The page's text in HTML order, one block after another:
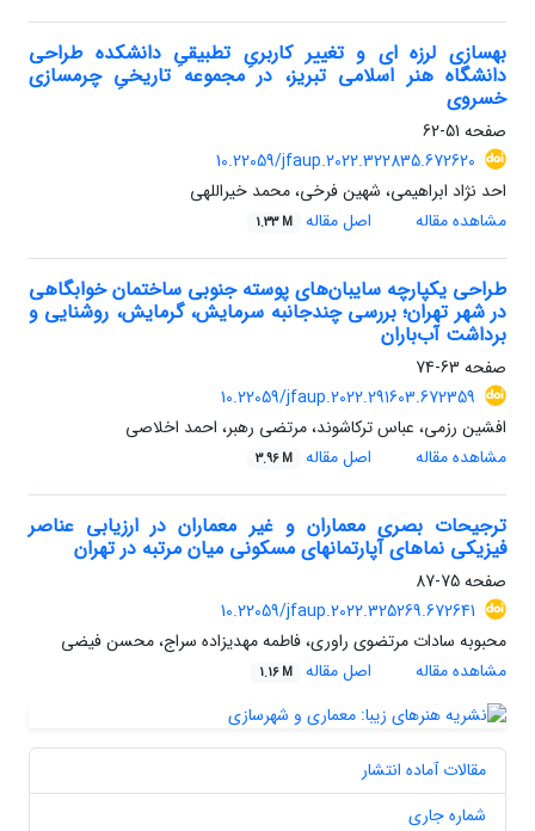
بهسازی لرزه ای و تغییر کاربریِ تطبیقیِ دانشکده طراحی
دانشگاه هنر اسلامی تبریز، در مجموعه تاریخیِ چرمسازی
خسروی
صفحه 51-62
10.22059/jfaup.2022.322835.672620
احد نژاد ابراهیمی، شهین فرخی، محمد خیراللهی
مشاهده مقاله
اصل مقاله 1.33 M
طراحی یکپارچه سایبان‌های پوسته جنوبی ساختمان خوابگاهی
در شهر تهران؛ بررسی چندجانبه سرمایش، گرمایش، روشنایی و
برداشت آب‌باران
صفحه 63-74
10.22059/jfaup.2022.291603.672359
افشین رزمی، عباس ترکاشوند، مرتضی رهبر، احمد اخلاصی
مشاهده مقاله
اصل مقاله 3.96 M
ترجیحات بصری معماران و غیر معماران در ارزیابی عناصر
فیزیکی نماهای آپارتمانهای مسکونی میان مرتبه در تهران
صفحه75-87
10.22059/jfaup.2022.325269.672641
محبوبه سادات مرتضوی راوری، فاطمه مهدیزاده سراج، محسن فیضی
مشاهده مقاله
اصل مقاله 1.16 M
مقالات آماده انتشار
شماره جاری